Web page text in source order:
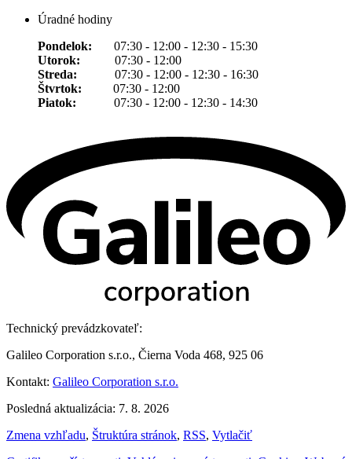
Úradné hodiny
Pondelok: 07:30 - 12:00 - 12:30 - 15:30
Utorok: 07:30 - 12:00
Streda: 07:30 - 12:00 - 12:30 - 16:30
Štvrtok: 07:30 - 12:00
Piatok: 07:30 - 12:00 - 12:30 - 14:30
Technický prevádzkovateľ:
Galileo Corporation s.r.o., Čierna Voda 468, 925 06
Kontakt: Galileo Corporation s.r.o.
Posledná aktualizácia: 7. 8. 2026
Zmena vzhľadu, Štruktúra stránok, RSS, Vytlačiť